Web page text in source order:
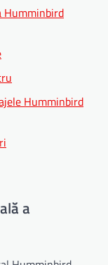
Humminbird
Humminbird
a